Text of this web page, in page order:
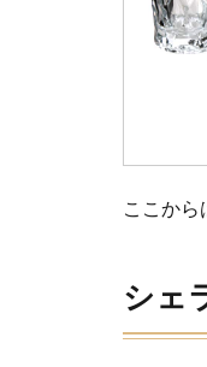
（宿泊
プール
は無料
とい
る。
（普
ここか
シェ